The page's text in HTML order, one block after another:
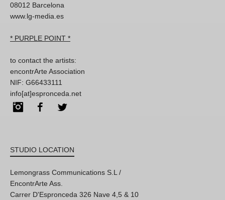
08012 Barcelona
www.lg-media.es
* PURPLE POINT *
to contact the artists:
encontrArte Association
NIF: G66433111
info[at]espronceda.net
InstagramFacebook
STUDIO LOCATION
Lemongrass Communications S.L /
EncontrArte Ass.
Carrer D'Espronceda 326 Nave 4,5 & 10